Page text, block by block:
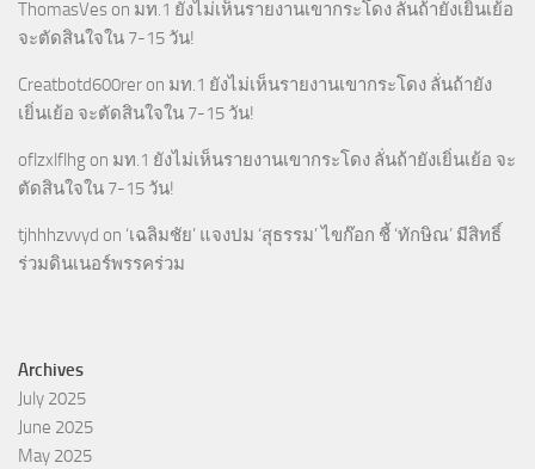
ThomasVes on มท.1 ยังไม่เห็นรายงานเขากระโดง ลั่นถ้ายังเยิ่นเย้อ
จะตัดสินใจใน 7-15 วัน!
Creatbotd600rer on มท.1 ยังไม่เห็นรายงานเขากระโดง ลั่นถ้ายัง
เยิ่นเย้อ จะตัดสินใจใน 7-15 วัน!
oflzxlflhg on มท.1 ยังไม่เห็นรายงานเขากระโดง ลั่นถ้ายังเยิ่นเย้อ จะ
ตัดสินใจใน 7-15 วัน!
tjhhhzvvyd on ‘เฉลิมชัย’ แจงปม ‘สุธรรม’ ไขก๊อก ชี้ ‘ทักษิณ’ มีสิทธิ์
ร่วมดินเนอร์พรรคร่วม
Archives
July 2025
June 2025
May 2025